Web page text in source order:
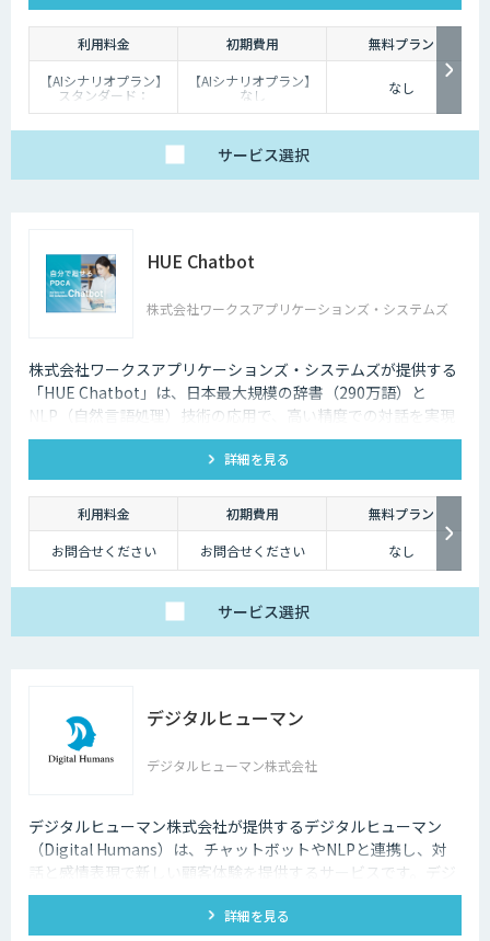
利用料金 初期費用
無料プラン
【AIシナリオプラン】
スタンダード：
￥2,980～/月、プレミ
～/月（10万PVを超え
【生成AIプラン】
【AIシナリオプラン】
なし
【生成AIプラン】：
なし
サービス選択
HUE Chatbot
株式会社ワークスアプリケーションズ・システムズ
株式会社ワークスアプリケーションズ・システムズが提供する
「HUE Chatbot」は、日本最大規模の辞書（290万語）と
NLP（自然言語処理）技術の応用で、高い精度での対話を実現
します。FAQや固有辞書はノーコードで登録、さらに利用状況
や改善ポイントがダッシュボード化されており、自社で簡単に
PDCAを廻せます。
詳細を見る
利用料金 初期費用
無料プラン
お問合せください
お問合せください なし
サービス選択
デジタルヒューマン
デジタルヒューマン株式会社
デジタルヒューマン株式会社が提供するデジタルヒューマン
（Digital Humans）は、チャットボットやNLPと連携し、対
話と感情表現で新しい顧客体験を提供するサービスです。デジ
タル従業員として、直感的で、インパクトがあり、競争力があ
るサービス創造と顧客体験が提供できます。
詳細を見る